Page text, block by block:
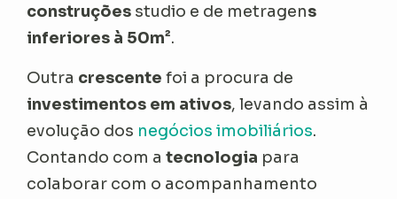
construções studio e de metragens
inferiores à 50m².
Outra crescente foi a procura de
investimentos em ativos, levando assim à
evolução dos negócios imobiliários.
Contando com atecnologia para
colaborar com o acompanhamento